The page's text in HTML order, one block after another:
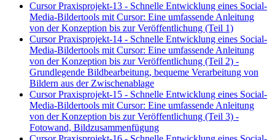
Cursor Praxisprojekt-13 - Schnelle Entwicklung eines Social-
Media-Bildertools mit Cursor: Eine umfassende Anleitung
von der Konzeption bis zur Veröffentlichung (Teil 1)
Cursor Praxisprojekt-14 - Schnelle Entwicklung eines Social-
Media-Bildertools mit Cursor: Eine umfassende Anleitung
von der Konzeption bis zur Veröffentlichung (Teil 2) -
Grundlegende Bildbearbeitung, bequeme Verarbeitung von
Bildern aus der Zwischenablage
Cursor Praxisprojekt-15 - Schnelle Entwicklung eines Social-
Media-Bildertools mit Cursor: Eine umfassende Anleitung
von der Konzeption bis zur Veröffentlichung (Teil 3) -
Fotowand, Bildzusammenfügung